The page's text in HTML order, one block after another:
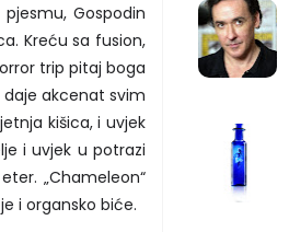
Gospodin
Kreću sa fusion,
trip pitaj boga
daje akcenat svim
kišica, i uvjek
i uvjek u potrazi
„Chameleon“
i organsko biće.